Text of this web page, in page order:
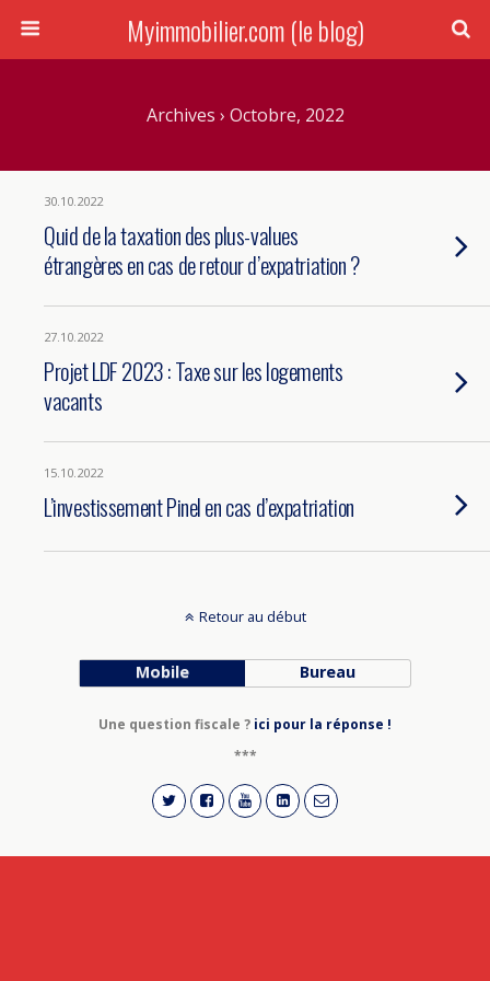
Myimmobilier.com (le blog)
Archives › Octobre, 2022
30.10.2022
Quid de la taxation des plus-values
étrangères en cas de retour d’expatriation ?
27.10.2022
Projet LDF 2023 : Taxe sur les logements
vacants
15.10.2022
L’investissement Pinel en cas d’expatriation
Retour au début
Mobile Bureau
Une question fiscale ? ici pour la réponse !
***